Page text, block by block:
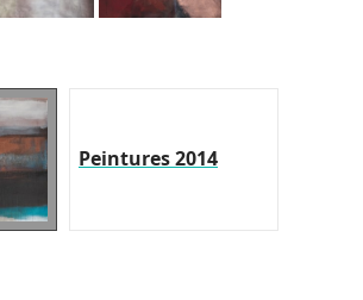
Peintures 2014